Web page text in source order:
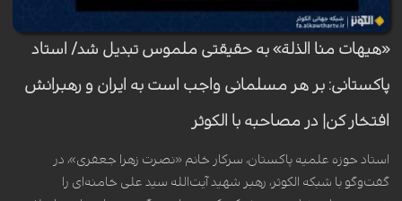
«هیهات منا الذلة» به حقیقتی ملموس تبدیل شد/ استاد
پاکستانی: بر هر مسلمانی واجب است به ایران و رهبرانش
افتخار کن| در مصاحبه با الکوثر
استاد حوزه علمیه پاکستان، سرکار خانم «نصرت زهرا جعفری»، در
گفت‌وگو با شبکه الکوثر، رهبر شهید آیت‌الله سید علی خامنه‌ای را